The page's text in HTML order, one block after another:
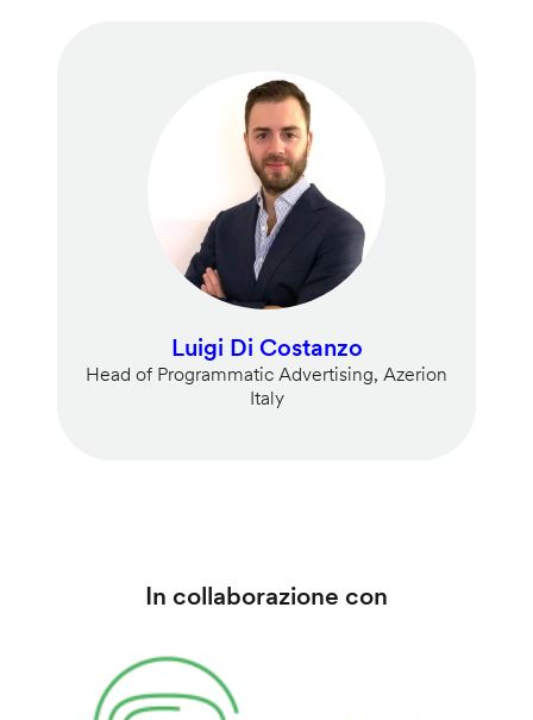
Luigi Di Costanzo
Head of Programmatic Advertising, Azerion
Italy
In collaborazione con